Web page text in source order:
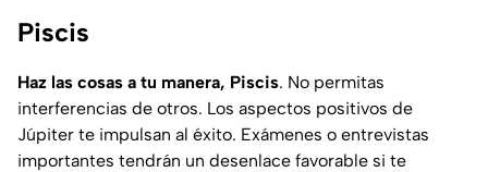
Piscis
Haz las cosas a tu manera, Piscis. No permitas
interferencias de otros. Los aspectos positivos de
Júpiter te impulsan al éxito. Exámenes o entrevistas
importantes tendrán un desenlace favorable si te